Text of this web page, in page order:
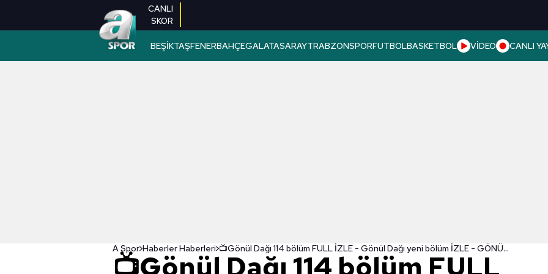
CANLI
SKOR
BEŞİKTAŞFENERBAHÇEGALATASARAYTRABZONSPORFUTBOLBASKETBOL VİDEO CANLI
A Spor Haberler Haberleri 📺Gönül Dağı 114 bölüm FULL İZLE - Gönül Dağı yeni bölüm İZLE - GÖNÜL DAĞI son bölüm izle
📺Gönül Dağı 114 bölüm FULL